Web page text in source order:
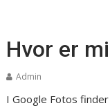
Hvor er
Admin
I Google Fotos